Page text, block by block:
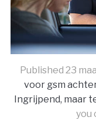
Published 23
voor gsm
Ingrijpend, maar
you